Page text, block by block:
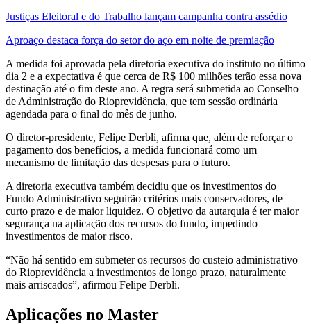
Justiças Eleitoral e do Trabalho lançam campanha contra assédio
Aproaço destaca força do setor do aço em noite de premiação
A medida foi aprovada pela diretoria executiva do instituto no último
dia 2 e a expectativa é que cerca de R$ 100 milhões terão essa nova
destinação até o fim deste ano. A regra será submetida ao Conselho
de Administração do Rioprevidência, que tem sessão ordinária
agendada para o final do mês de junho.
O diretor-presidente, Felipe Derbli, afirma que, além de reforçar o
pagamento dos benefícios, a medida funcionará como um
mecanismo de limitação das despesas para o futuro.
A diretoria executiva também decidiu que os investimentos do
Fundo Administrativo seguirão critérios mais conservadores, de
curto prazo e de maior liquidez. O objetivo da autarquia é ter maior
segurança na aplicação dos recursos do fundo, impedindo
investimentos de maior risco.
“Não há sentido em submeter os recursos do custeio administrativo
do Rioprevidência a investimentos de longo prazo, naturalmente
mais arriscados”, afirmou Felipe Derbli.
Aplicações no Master